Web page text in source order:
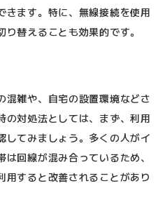
きます。特に、無線接続を使用
替えることも効果的です。
混雑や、自宅の設置環境などさ
の対処法としては、まず、利用
してみましょう。多くの人がイ
回線が混み合っているため、
用すると改善されることがあり